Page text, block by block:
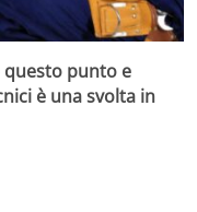
punto e
è una svolta in